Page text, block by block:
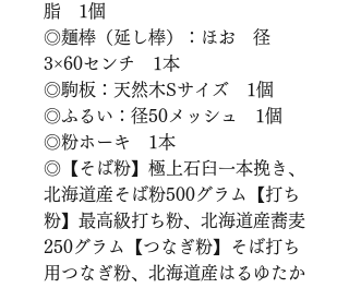
脂　1個
◎麺棒（延し棒）：ほお　径
3×60センチ　1本
◎駒板：天然木Sサイズ　1個
◎ふるい：径50メッシュ　1個
◎粉ホーキ　1本
◎【そば粉】極上石臼一本挽き、
北海道産そば粉500グラム【打ち
粉】最高級打ち粉、北海道産蕎麦
250グラム【つなぎ粉】そば打ち
用つなぎ粉、北海道産はるゆたか